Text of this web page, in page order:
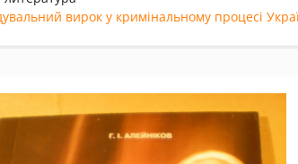
вирок у кримінальному процесі